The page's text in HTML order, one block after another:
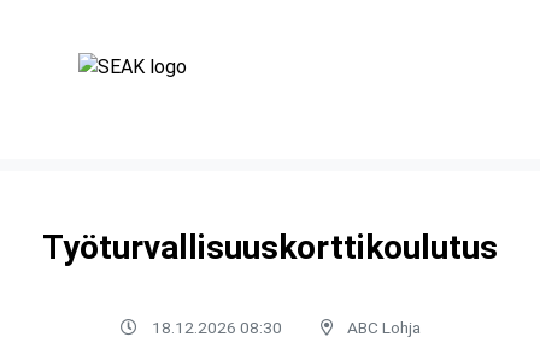
Työturvallisuuskorttikoulutus
18.12.2026 08:30 ABC Lohja